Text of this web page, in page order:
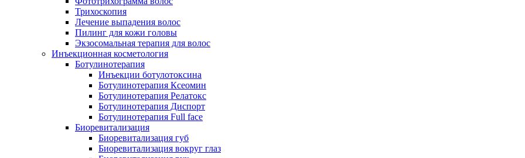
Трихоскопия
Лечение выпадения волос
Пилинг для кожи головы
Экзосомальная терапия для волос
Инъекционная косметология
Ботулинотерапия
Инъекции ботулотоксина
Ботулинотерапия Ксеомин
Ботулинотерапия Релатокс
Ботулинотерапия Диспорт
Ботулинотерапия Full face
Биоревитализация
Биоревитализация губ
Биоревитализация вокруг глаз